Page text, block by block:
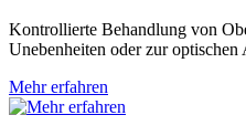
Kontrollierte Behandlung von
Unebenheiten oder zur
Mehr erfahren